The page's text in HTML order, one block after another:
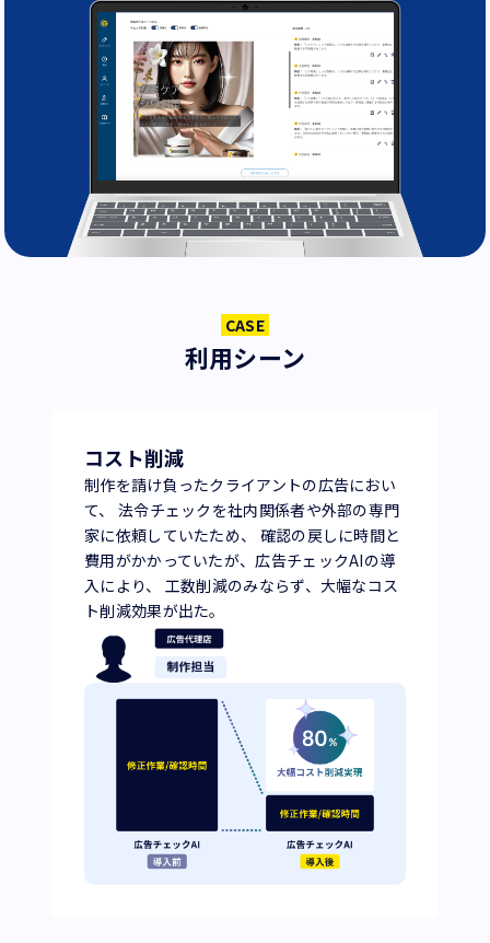
CASE
利用シーン
コスト削減
制作を請け負ったクライアントの広告におい
て、 法令チェックを社内関係者や外部の専門
家に依頼していたため、 確認の戻しに時間と
費用がかかっていたが、広告チェックAIの導
入により、 工数削減のみならず、大幅なコス
ト削減効果が出た。